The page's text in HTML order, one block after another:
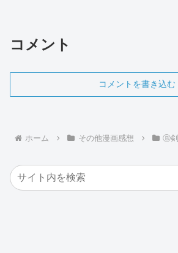
コメント
コメントを書き込む
ホーム その他漫画感想 Ⓑ剣